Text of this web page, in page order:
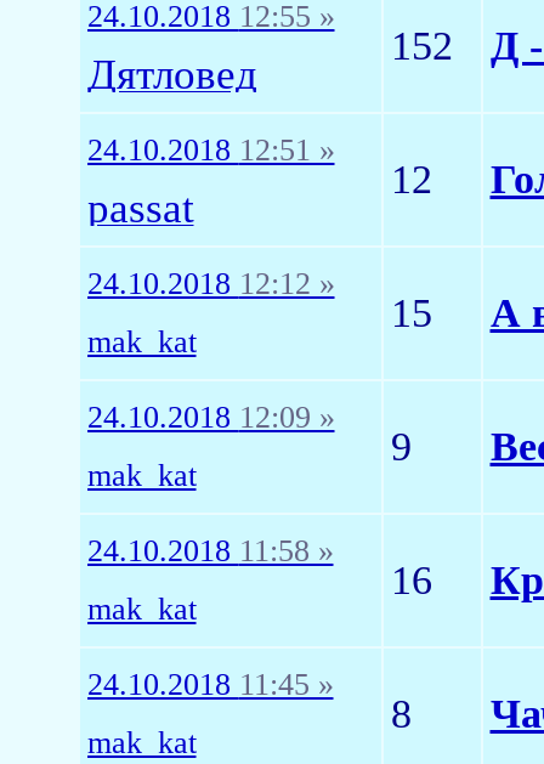
24.10.2018 12:55 »
Дятловед
152 Д
24.10.2018 12:51 »
passat
12
24.10.2018 12:12 »
mak_kat
15 А
24.10.2018 12:09 »
mak_kat
9
24.10.2018 11:58 »
mak_kat
16
24.10.2018 11:45 »
mak_kat
8